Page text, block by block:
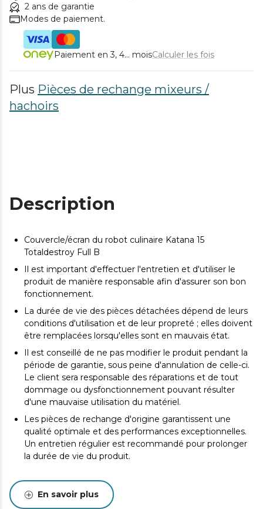
2 ans de garantie
Modes de paiement.
Paiement en 3, 4... moisCalculer les fois
Plus Pièces de rechange mixeurs /
hachoirs
Description
Couvercle/écran du robot culinaire Katana 15
Totaldestroy Full B
Il est important d'effectuer l'entretien et d'utiliser le
produit de manière responsable afin d'assurer son bon
fonctionnement.
La durée de vie des pièces détachées dépend de leurs
conditions d'utilisation et de leur propreté ; elles doivent
être remplacées lorsqu'elles sont en mauvais état.
Il est conseillé de ne pas modifier le produit pendant la
période de garantie, sous peine d'annulation de celle-ci.
Le client sera responsable des réparations et de tout
dommage ou dysfonctionnement pouvant résulter
d'une mauvaise utilisation du matériel.
Les pièces de rechange d'origine garantissent une
qualité optimale et des performances exceptionnelles.
Un entretien régulier est recommandé pour prolonger
la durée de vie du produit.
En savoir plus